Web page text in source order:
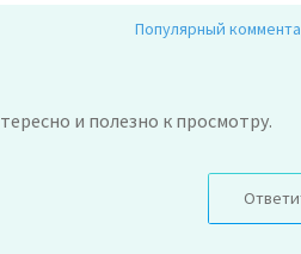
Популярный
и полезно к просмотру.